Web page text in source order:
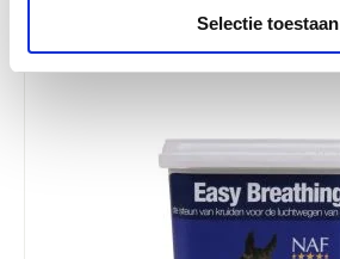
Selectie toestaan